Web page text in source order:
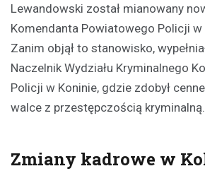
Lewandowski został mianowany
Komendanta Powiatowego Policji
Zanim objął to stanowisko,
Naczelnik Wydziału Kryminalnego
Policji w Koninie, gdzie zdobył
walce z przestępczością kryminalną.
Zmiany kadrowe w